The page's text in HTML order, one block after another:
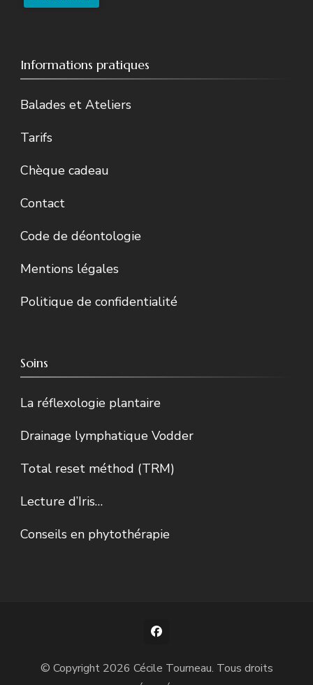
Informations pratiques
Balades et Ateliers
Tarifs
Chèque cadeau
Contact
Code de déontologie
Mentions légales
Politique de confidentialité
Soins
La réflexologie plantaire
Drainage lymphatique Vodder
Total reset méthod (TRM)
Lecture d’Iris…
Conseils en phytothérapie
© Copyright 2026 Cécile Tourneau. Tous droits